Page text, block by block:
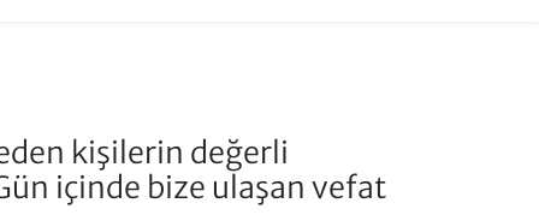
kişilerin değerli
içinde bize ulaşan vefat